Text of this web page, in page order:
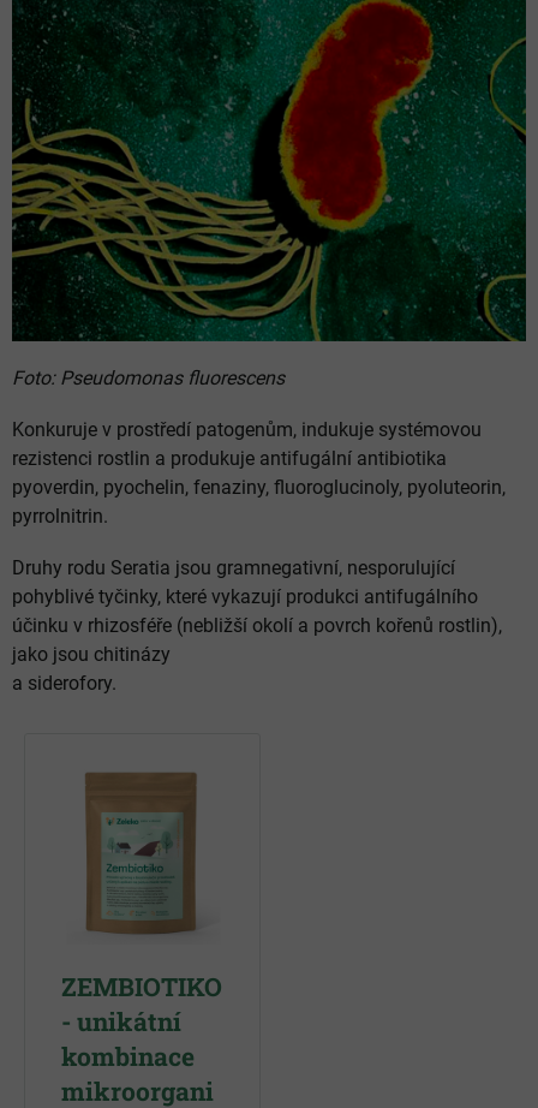
Foto: Pseudomonas fluorescens
Konkuruje v prostředí patogenům, indukuje systémovou
rezistenci rostlin a produkuje antifugální antibiotika
pyoverdin, pyochelin, fenaziny, fluoroglucinoly, pyoluteorin,
pyrrolnitrin.
Druhy rodu Seratia jsou gramnegativní, nesporulující
pohyblivé tyčinky, které vykazují produkci antifugálního
účinku v rhizosféře (nebližší okolí a povrch kořenů rostlin),
jako jsou chitinázy
a siderofory.
ZEMBIOTIKO
- unikátní
kombinace
mikroorgani